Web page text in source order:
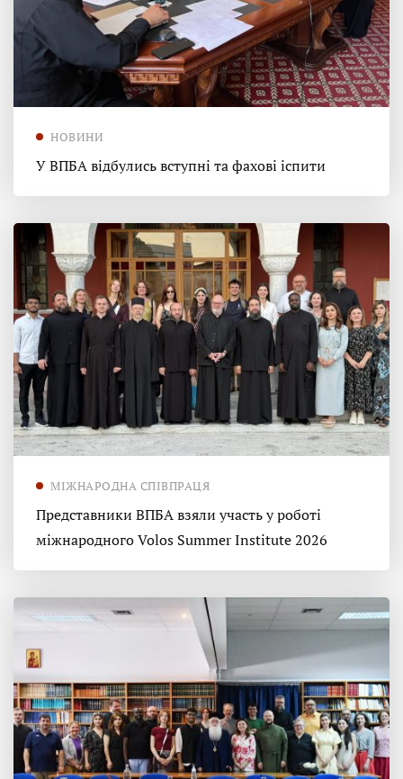
НОВИНИ
У ВПБА відбулись вступні та фахові іспити
МІЖНАРОДНА СПІВПРАЦЯ
Представники ВПБА взяли участь у роботі
міжнародного Volos Summer Institute 2026